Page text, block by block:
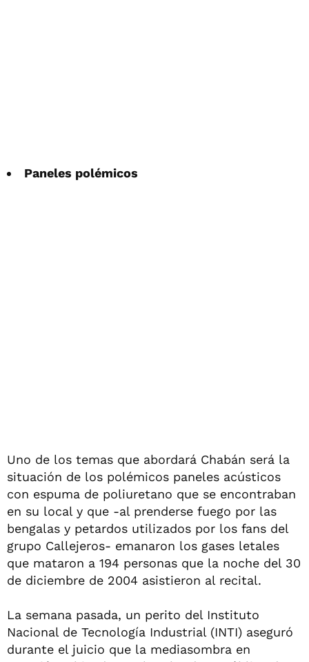
Paneles polémicos
Uno de los temas que abordará Chabán será la
situación de los polémicos paneles acústicos
con espuma de poliuretano que se encontraban
en su local y que -al prenderse fuego por las
bengalas y petardos utilizados por los fans del
grupo Callejeros- emanaron los gases letales
que mataron a 194 personas que la noche del 30
de diciembre de 2004 asistieron al recital.
La semana pasada, un perito del Instituto
Nacional de Tecnología Industrial (INTI) aseguró
durante el juicio que la mediasombra en